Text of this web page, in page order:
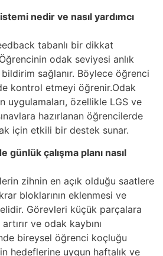
nedir ve nasıl yardımcı
tabanlı bir dikkat
odak seviyesi anlık
sağlanır. Böylece öğrenci
kontrol etmeyi öğrenir.Odak
uygulamaları, özellikle LGS ve
hazırlanan öğrencilerde
için etkili bir destek sunar.
günlük çalışma planı nasıl
zihnin en açık olduğu saatlere
bloklarının eklenmesi ve
Görevleri küçük parçalara
ve odak kaybını
bireysel öğrenci koçluğu
hedeflerine uygun haftalık ve